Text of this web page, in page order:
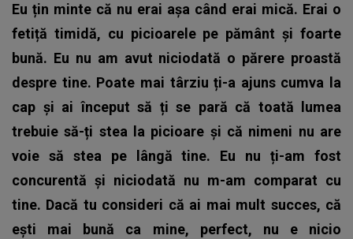
Eu țin minte că nu erai așa când erai mică. Erai o
fetiță timidă, cu picioarele pe pământ și foarte
bună. Eu nu am avut niciodată o părere proastă
despre tine. Poate mai târziu ți-a ajuns cumva la
cap și ai început să ți se pară că toată lumea
trebuie să-ți stea la picioare și că nimeni nu are
voie să stea pe lângă tine. Eu nu ți-am fost
concurentă și niciodată nu m-am comparat cu
tine. Dacă tu consideri că ai mai mult succes, că
ești mai bună ca mine, perfect, nu e nicio